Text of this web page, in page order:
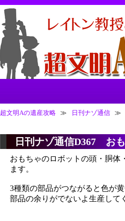
超文明Aの遺産攻略 ≫ 日刊ナゾ通信 ≫
日刊ナゾ通信D367 お
おもちゃのロボットの頭・胴体
ます。
3種類の部品がつながると色が
部品の余りがでないよ生産して